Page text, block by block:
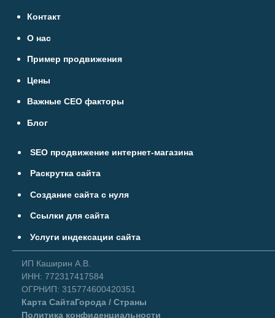
SEO продвижение интернет-магазина
Раскрутка сайта
Создание сайта с нуля
Ссылки для сайта
Услуги индексации сайта
Контакт
О нас
Пример продвижения
Цены
Важные СЕО факторы
Блог
ИП Каширин А.В.
ИНН: 772317417584
ОГРНИП: 315774600420351
Карта СайтаГорода / Страны
Политика конфиденциальности